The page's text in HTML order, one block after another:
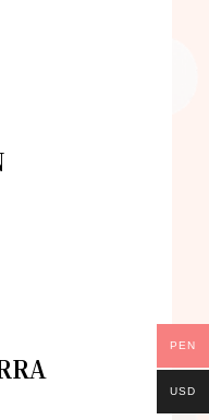
PEN
USD